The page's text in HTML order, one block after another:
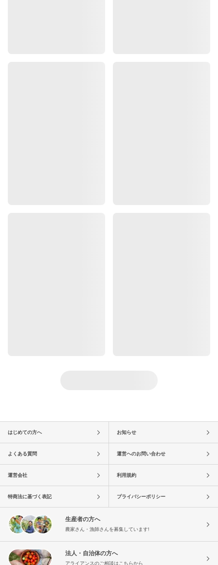
はじめての方へ お知らせ
よくある質問 運営へのお問い合わせ
運営会社 利用規約
特商法に基づく表記 プライバシーポリシー
生産者の方へ
農家さん・漁師さんを募集しています!
法人・自治体の方へ
アライアンスのご相談はこちらから